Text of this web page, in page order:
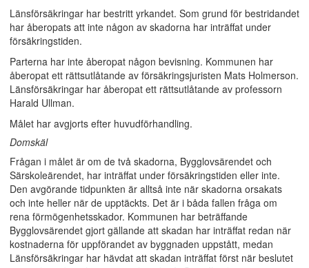
Länsförsäkringar har bestritt yrkandet. Som grund för bestridandet
har åberopats att inte någon av skadorna har inträffat under
försäkringstiden.
Parterna har inte åberopat någon bevisning. Kommunen har
åberopat ett rättsutlåtande av försäkringsjuristen Mats Holmerson.
Länsförsäkringar har åberopat ett rättsutlåtande av professorn
Harald Ullman.
Målet har avgjorts efter huvudförhandling.
Domskäl
Frågan i målet är om de två skadorna, Bygglovsärendet och
Särskole­ärendet, har inträffat under försäkringstiden eller inte.
Den avgörande tidpunkten är alltså inte när skadorna orsakats
och inte heller när de upptäckts. Det är i båda fallen fråga om
rena förmögenhetsskador. Kommunen har beträffande
Bygglovsärendet gjort gällande att skadan har inträffat redan när
kostnaderna för uppförandet av byggnaden uppstått, medan
Länsförsäkringar har hävdat att skadan inträffat först när beslutet